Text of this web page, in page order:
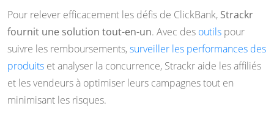
Pour relever efficacement les défis de ClickBank, Strackr
fournit une solution tout-en-un. Avec des outils pour
suivre les remboursements,surveiller les performances des
produits et analyser la concurrence, Strackr aide les affiliés
et les vendeurs à optimiser leurs campagnes tout en
minimisant les risques.